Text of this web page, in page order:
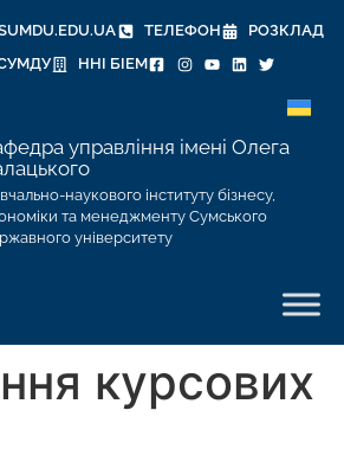
ТЕЛЕФОН
РОЗКЛАД
ННІ БІЕМ
управління імені Олега
наукового інституту бізнесу,
та менеджменту Сумського
університету
курсових